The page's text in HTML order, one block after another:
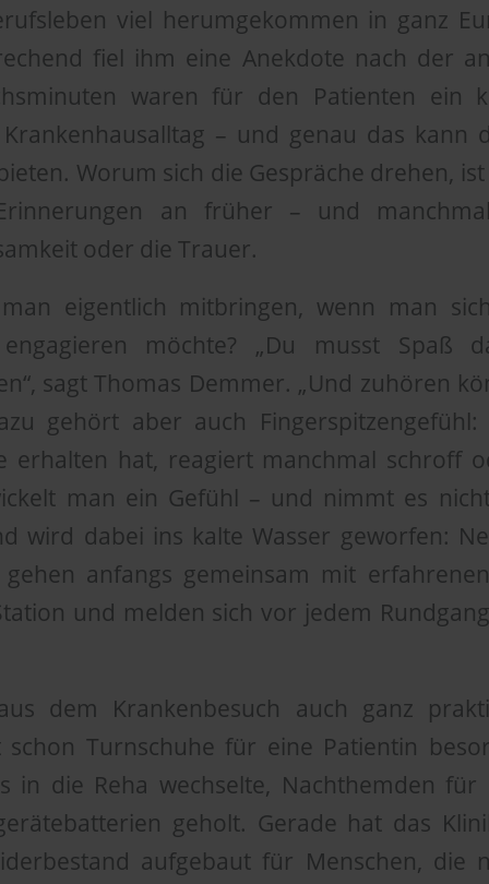
viel herumgekommen in ganz
fiel ihm eine Anekdote nach der
waren für den Patienten ein
– und genau das kann
Worum sich die Gespräche drehen,
an früher – und
oder die Trauer.
eigentlich mitbringen, wenn man
möchte? „Du musst Spaß
sagt Thomas Demmer. „Und zuhören
gehört aber auch
erhalten hat, reagiert manchmal schroff
man ein Gefühl – und nimmt es
wird dabei ins kalte Wasser geworfen:
anfangs gemeinsam mit
und melden sich vor jedem
dem Krankenbesuch auch ganz
schon Turnschuhe für eine Patientin
in die Reha wechselte, Nachthemden
geholt. Gerade hat das
aufgebaut für Menschen, die